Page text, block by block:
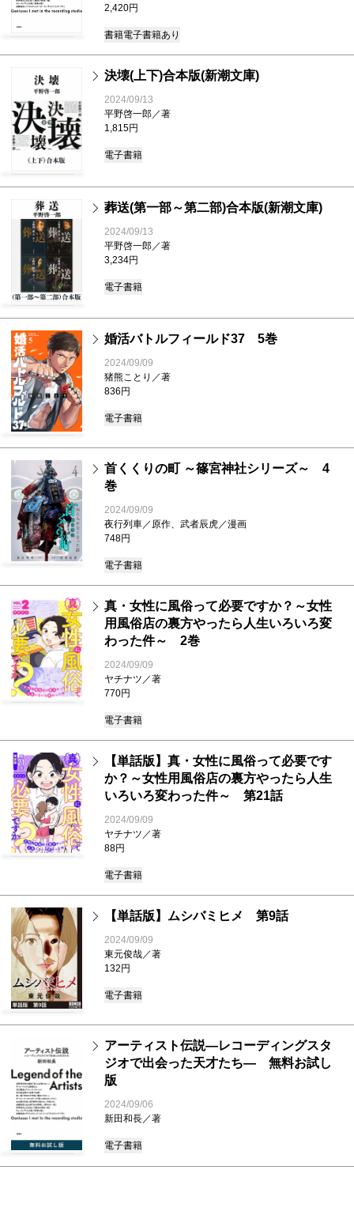
2,420円
書籍電子書籍あり
決壊(上下)合本版(新潮文庫)
2024/09/13
平野啓一郎／著
1,815円
電子書籍
葬送(第一部～第二部)合本版(新潮文庫)
2024/09/13
平野啓一郎／著
3,234円
電子書籍
婚活バトルフィールド37 5巻
2024/09/09
猪熊ことり／著
836円
電子書籍
首くくりの町 ～篠宮神社シリーズ～ 4
巻
2024/09/09
夜行列車／原作、武者辰虎／漫画
748円
電子書籍
真・女性に風俗って必要ですか？～女性
用風俗店の裏方やったら人生いろいろ変
わった件～ 2巻
2024/09/09
ヤチナツ／著
770円
電子書籍
【単話版】真・女性に風俗って必要です
か？～女性用風俗店の裏方やったら人生
いろいろ変わった件～ 第21話
2024/09/09
ヤチナツ／著
88円
電子書籍
【単話版】ムシバミヒメ 第9話
2024/09/09
東元俊哉／著
132円
電子書籍
アーティスト伝説―レコーディングスタ
ジオで出会った天才たち― 無料お試し
版
2024/09/06
新田和長／著
電子書籍